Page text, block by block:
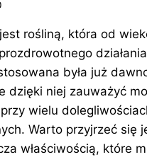
rośliną, która od
była już
dzięki niej zauważyć
wielu
Warto przyjrzeć się
właściwością, które